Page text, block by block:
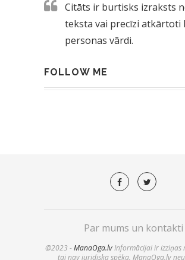
Citāts ir burtisks izraksts
teksta vai precīzi atkārtoti
personas vārdi.
FOLLOW ME
Par mums un kontakti
@2023 - ManaOga.lvInformācijai ir izziņas
tai nav juridiska spēka. ManaOga.lv